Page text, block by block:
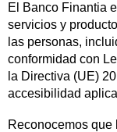
El Banco Finantia
servicios y
las personas,
conformidad con
la Directiva (UE)
accesibilidad
Reconocemos